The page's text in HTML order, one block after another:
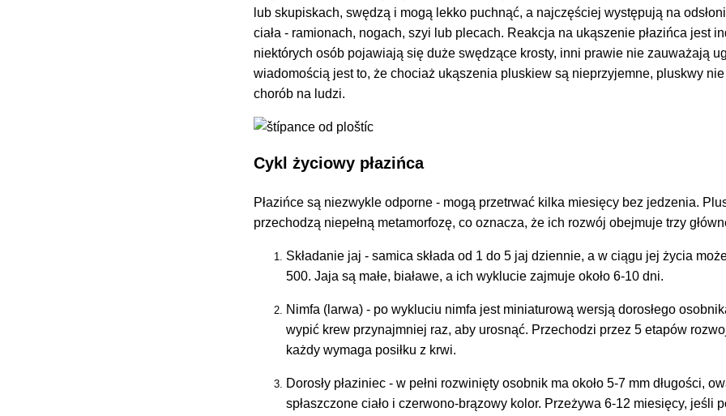
lub skupiskach, swędzą i mogą lekko puchnąć, a najczęściej występują na
ciała - ramionach, nogach, szyi lub plecach. Reakcja na ukąszenie płazińca jest
niektórych osób pojawiają się duże swędzące krosty, inni prawie nie zauważają
wiadomością jest to, że chociaż ukąszenia pluskiew są nieprzyjemne, pluskwy
chorób na ludzi.
Cykl życiowy płazińca
Płazińce są niezwykle odporne - mogą przetrwać kilka miesięcy bez jedzenia.
przechodzą niepełną metamorfozę, co oznacza, że ich rozwój obejmuje trzy
Składanie jaj - samica składa od 1 do 5 jaj dziennie, a w ciągu jej życia
500. Jaja są małe, białawe, a ich wyklucie zajmuje około 6-10 dni.
Nimfa (larwa) - po wykluciu nimfa jest miniaturową wersją dorosłego
wypić krew przynajmniej raz, aby urosnąć. Przechodzi przez 5 etapów
każdy wymaga posiłku z krwi.
Dorosły płaziniec - w pełni rozwinięty osobnik ma około 5-7 mm długości,
spłaszczone ciało i czerwono-brązowy kolor. Przeżywa 6-12 miesięcy, jeśli